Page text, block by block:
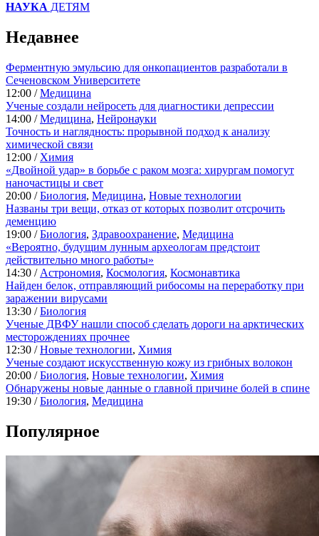
НАУКА ДЕТЯМ
Недавнее
Ферментную эмульсию для онкопациентов разработали в
Сеченовском Университете
12:00 /Медицина
Ученые создали нейросеть для диагностики депрессии
14:00 /Медицина, Нейронауки
Точность и наглядность: прорывной подход к анализу
химической связи
12:00 / Химия
«Двойной удар» в борьбе с раком мозга: хирургам помогут
наночастицы и свет
20:00 /Биология, Медицина, Новые технологии
Названы три вещи, отказ от которых позволит отсрочить
деменцию
19:00 /Биология, Здравоохранение, Медицина
«Вероятно, будущим лунным археологам предстоит
действительно много работы»
14:30 / Астрономия, Космология, Космонавтика
Найден белок, отправляющий рибосомы на переработку при
заражении вирусами
13:30 /Биология
Ученые ДВФУ нашли способ сделать дороги на арктических
месторождениях прочнее
12:30 /Новые технологии, Химия
Ученые создают искусственную кожу из грибных волокон
20:00 /Биология, Новые технологии, Химия
Обнаружены новые данные о главной причине болей в спине
19:30 /Биология, Медицина
Популярное